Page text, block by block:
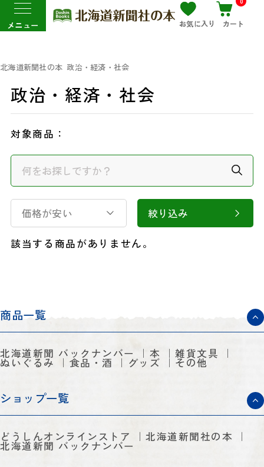
メニュー お気に入り カート
北海道新聞社の本 政治・経済・社会
政治・経済・社会
対象商品：
価格が安い 絞り込み
該当する商品がありません。
商品一覧
北海道新聞 バックナンバー 本 雑貨文具
ぬいぐるみ 食品・酒 グッズ その他
ショップ一覧
どうしんオンラインストア 北海道新聞社の本
北海道新聞 バックナンバー